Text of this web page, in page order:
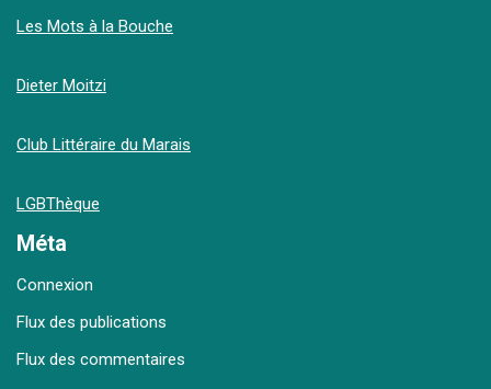
Les Mots à la Bouche
Dieter Moitzi
Club Littéraire du Marais
LGBThèque
Méta
Connexion
Flux des publications
Flux des commentaires